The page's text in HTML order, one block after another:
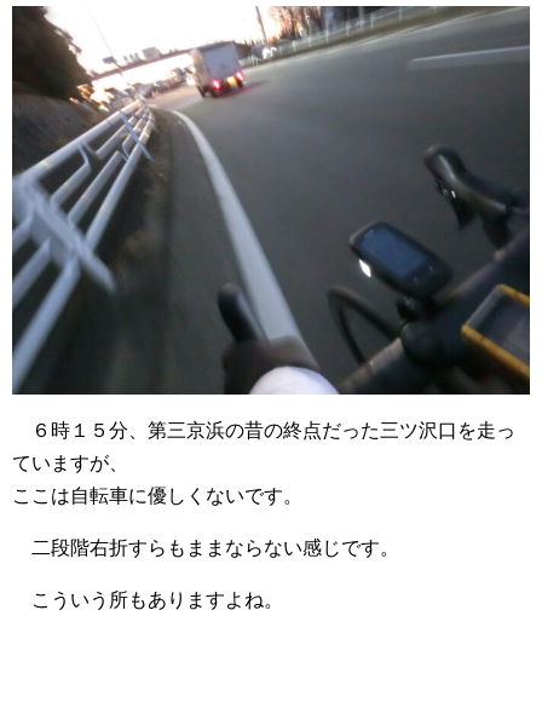
６時１５分、第三京浜の昔の終点だった三ツ沢口を走っ
ていますが、
ここは自転車に優しくないです。
二段階右折すらもままならない感じです。
こういう所もありますよね。